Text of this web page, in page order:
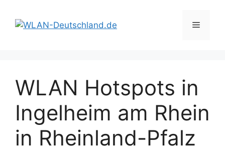
Inhalt
springen
Menü
WLAN Hotspots in
Ingelheim am Rhein
in Rheinland-Pfalz